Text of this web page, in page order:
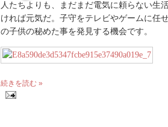
人たちよりも、まだまだ電気に頼らない生
ければ元気だ。子守をテレビやゲームに任
の子供の秘めた事を発見する機会です。
続きを読む »